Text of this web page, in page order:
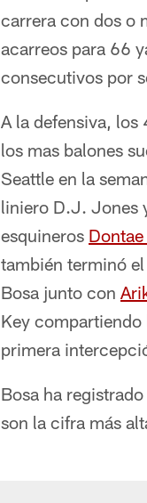
carrera con dos o
acarreos para 66
consecutivos por
A la defensiva, los
los mas balones
Seattle en la
liniero D.J. Jones
esquineros
también terminó
Bosa junto con
Key
primera
Bosa ha
son la cifra más